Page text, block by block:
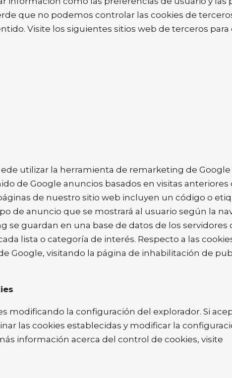
que no podemos controlar las cookies de
Visite los siguientes sitios web de terceros
utilizar la herramienta de remarketing de
de Google anuncios basados en visitas anteriores
de nuestro sitio web incluyen un código o
de anuncio que se mostrará al usuario según la
se guardan en una base de datos de los
lista o categoría de interés. Respecto a las
Google, visitando la página de inhabilitación de
modificando la configuración del explorador. Si
las cookies establecidas y modificar la
información acerca del control de cookies, visite